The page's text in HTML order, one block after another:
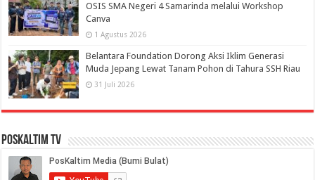
OSIS SMA Negeri 4 Samarinda melalui Workshop
Canva
1 Agustus 2026
Belantara Foundation Dorong Aksi Iklim Generasi
Muda Jepang Lewat Tanam Pohon di Tahura SSH Riau
31 Juli 2026
PosKaltim TV